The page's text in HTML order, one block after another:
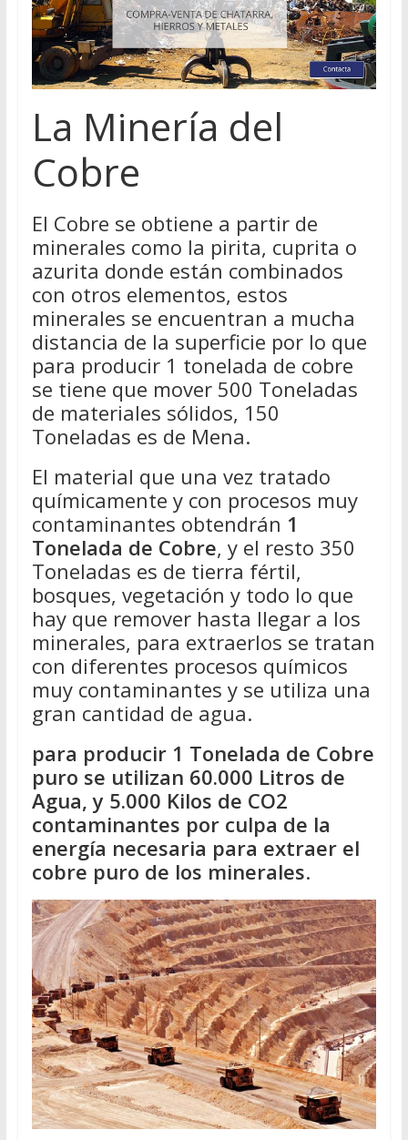
La Minería del
Cobre
El Cobre se obtiene a partir de
minerales como la pirita, cuprita o
azurita donde están combinados
con otros elementos, estos
minerales se encuentran a mucha
distancia de la superficie por lo que
para producir 1 tonelada de cobre
se tiene que mover 500 Toneladas
de materiales sólidos, 150
Toneladas es de Mena.
El material que una vez tratado
químicamente y con procesos muy
contaminantes obtendrán 1
Tonelada de Cobre, y el resto 350
Toneladas es de tierra fértil,
bosques, vegetación y todo lo que
hay que remover hasta llegar a los
minerales, para extraerlos se tratan
con diferentes procesos químicos
muy contaminantes y se utiliza una
gran cantidad de agua.
para producir 1 Tonelada de Cobre
puro se utilizan 60.000 Litros de
Agua, y 5.000 Kilos de CO2
contaminantes por culpa de la
energía necesaria para extraer el
cobre puro de los minerales.